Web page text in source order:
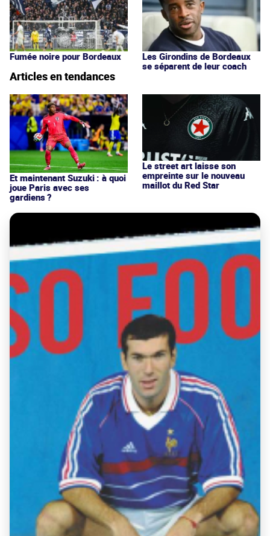
Fumée noire pour Bordeaux
Les Girondins de Bordeaux
se séparent de leur coach
Articles en tendances
Et maintenant Suzuki : à quoi
joue Paris avec ses
gardiens ?
Le street art laisse son
empreinte sur le nouveau
maillot du Red Star